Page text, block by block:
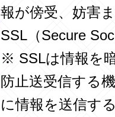
報が傍受、妨害
SSL（Secure
※ SSLは情報を
防止送受信する
に情報を送信す